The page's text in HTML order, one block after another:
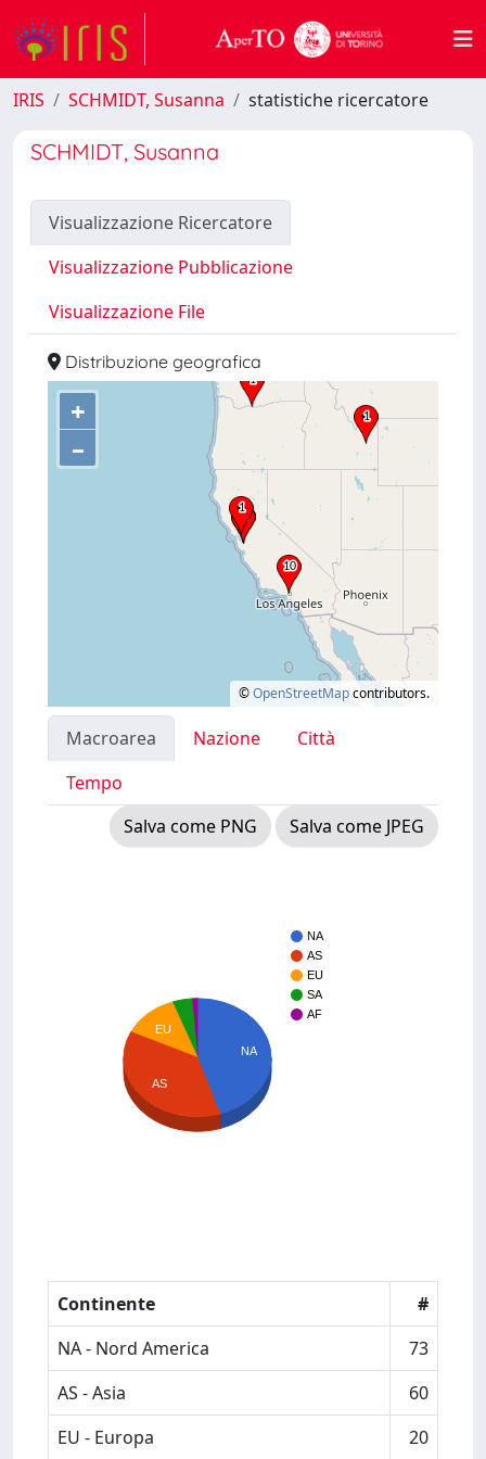
IRIS SCHMIDT, Susanna statistiche ricercatore
SCHMIDT, Susanna
Visualizzazione Ricercatore
Visualizzazione Pubblicazione
Visualizzazione File
Distribuzione geografica
+
–
©OpenStreetMapcontributors.
Macroarea Nazione
Città
Tempo
Salva come PNG
Salva come JPEG
NA
AS
EU
SA
AF
NA
EU
AS
Continente
#
NA - Nord America
73
AS - Asia
60
EU - Europa
20